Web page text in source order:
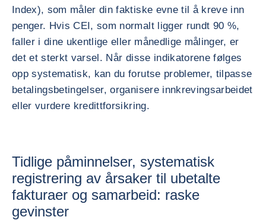
Index), som måler din faktiske evne til å kreve inn
penger. Hvis CEI, som normalt ligger rundt 90 %,
faller i dine ukentlige eller månedlige målinger, er
det et sterkt varsel. Når disse indikatorene følges
opp systematisk, kan du forutse problemer, tilpasse
betalingsbetingelser, organisere innkrevingsarbeidet
eller vurdere kredittforsikring.
Tidlige påminnelser, systematisk
registrering av årsaker til ubetalte
fakturaer og samarbeid: raske
gevinster